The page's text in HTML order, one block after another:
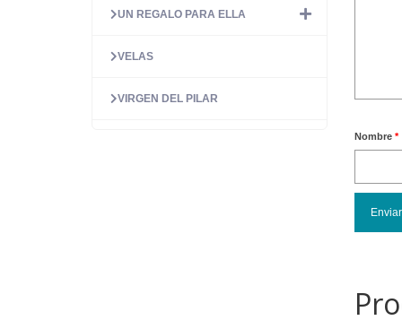
Nombre *
UN REGALO PARA ELLA
VELAS
VIRGEN DEL PILAR